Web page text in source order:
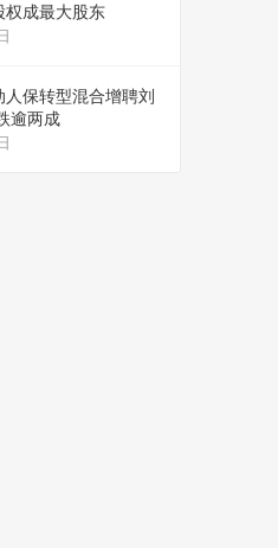
权成最大股东
人保转型混合增聘刘
逾两成